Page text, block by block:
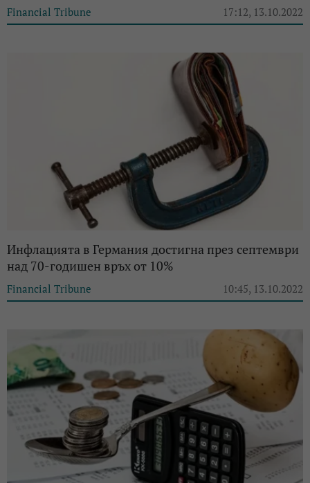
Financial Tribune 17:12, 13.10.2022
Инфлацията в Германия достигна през септември
над 70-годишен връх от 10%
Financial Tribune 10:45, 13.10.2022